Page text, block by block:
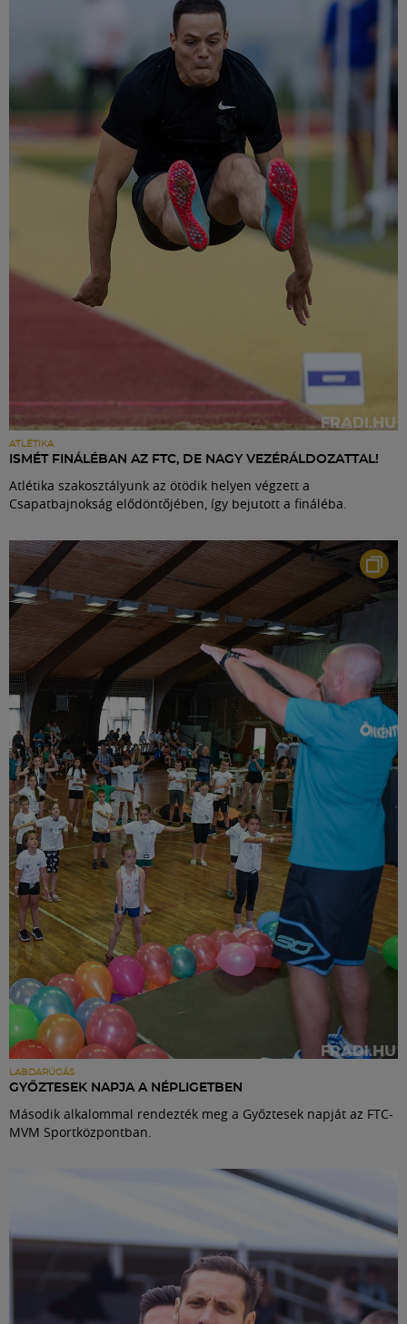
ATLÉTIKA
ISMÉT FINÁLÉBAN AZ FTC, DE NAGY VEZÉRÁLDOZATTAL!
Atlétika szakosztályunk az ötödik helyen végzett a
Csapatbajnokság elődöntőjében, így bejutott a fináléba.
LABDARÚGÁS
GYŐZTESEK NAPJA A NÉPLIGETBEN
Második alkalommal rendezték meg a Győztesek napját az FTC-
MVM Sportközpontban.